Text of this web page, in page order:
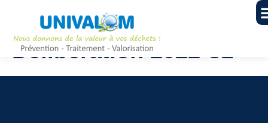
Délibération 2022-81